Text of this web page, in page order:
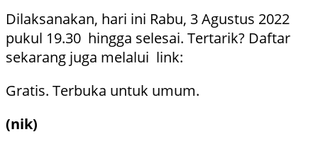
Dilaksanakan, hari ini Rabu, 3 Agustus 2022
pukul 19.30 hingga selesai. Tertarik? Daftar
sekarang juga melalui link:
Gratis. Terbuka untuk umum.
(nik)